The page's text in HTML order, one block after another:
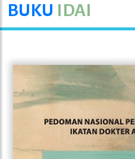
BUKU IDAI